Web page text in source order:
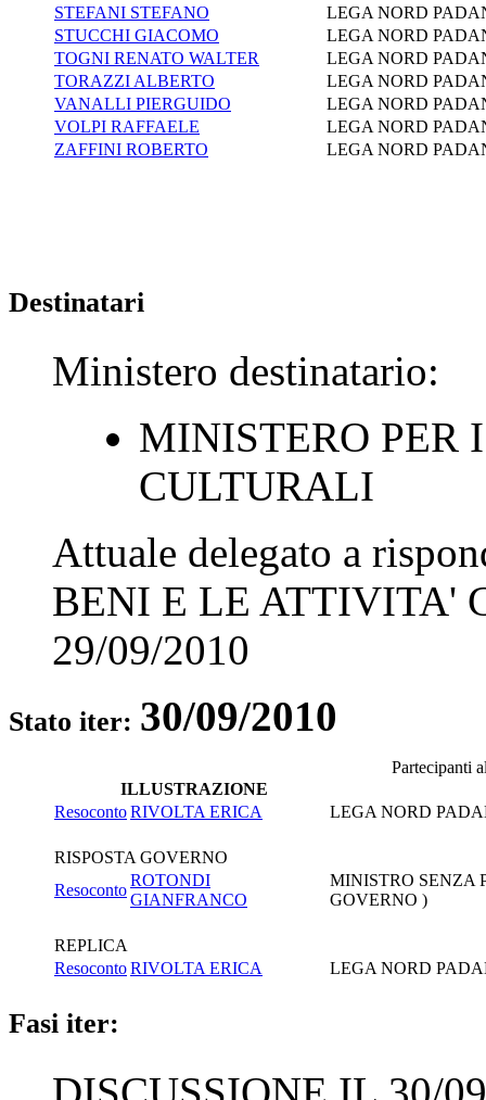
STEFANI STEFANO
LEGA NORD
STUCCHI GIACOMO
LEGA NORD
TOGNI RENATO WALTER
LEGA NORD
TORAZZI ALBERTO
LEGA NORD
VANALLI PIERGUIDO
LEGA NORD
VOLPI RAFFAELE
LEGA NORD
ZAFFINI ROBERTO
LEGA NORD
Destinatari
Ministero destinatario:
MINISTERO PER
CULTURALI
Attuale delegato a
BENI E LE ATTIVITA'
29/09/2010
Stato iter: 30/09/2010
Partecipanti
ILLUSTRAZIONE
ResocontoRIVOLTA ERICA LEGA NORD
RISPOSTA GOVERNO
Resoconto
ROTONDI
GIANFRANCO
MINISTRO SENZA
GOVERNO )
REPLICA
ResocontoRIVOLTA ERICA LEGA NORD
Fasi iter: